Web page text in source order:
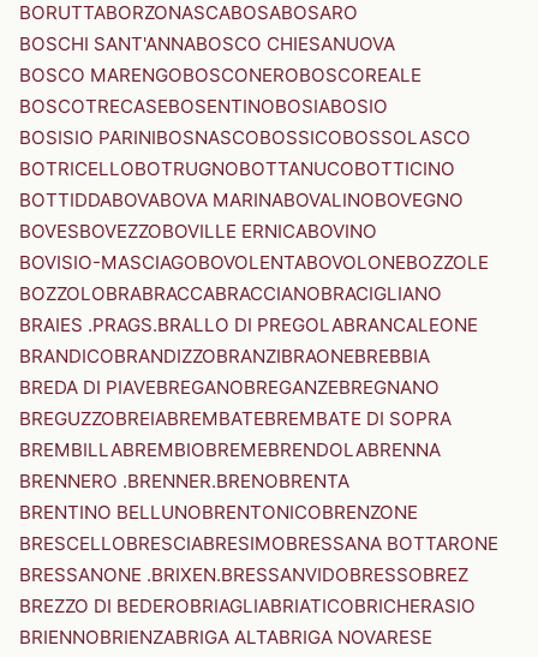
BORUTTABORZONASCABOSABOSARO
BOSCHI SANT'ANNABOSCO CHIESANUOVA
BOSCO MARENGOBOSCONEROBOSCOREALE
BOSCOTRECASEBOSENTINOBOSIABOSIO
BOSISIO PARINIBOSNASCOBOSSICOBOSSOLASCO
BOTRICELLOBOTRUGNOBOTTANUCOBOTTICINO
BOTTIDDABOVABOVA MARINABOVALINOBOVEGNO
BOVESBOVEZZOBOVILLE ERNICABOVINO
BOVISIO-MASCIAGOBOVOLENTABOVOLONEBOZZOLE
BOZZOLOBRABRACCABRACCIANOBRACIGLIANO
BRAIES .PRAGS.BRALLO DI PREGOLABRANCALEONE
BRANDICOBRANDIZZOBRANZIBRAONEBREBBIA
BREDA DI PIAVEBREGANOBREGANZEBREGNANO
BREGUZZOBREIABREMBATEBREMBATE DI SOPRA
BREMBILLABREMBIOBREMEBRENDOLABRENNA
BRENNERO .BRENNER.BRENOBRENTA
BRENTINO BELLUNOBRENTONICOBRENZONE
BRESCELLOBRESCIABRESIMOBRESSANA BOTTARONE
BRESSANONE .BRIXEN.BRESSANVIDOBRESSOBREZ
BREZZO DI BEDEROBRIAGLIABRIATICOBRICHERASIO
BRIENNOBRIENZABRIGA ALTABRIGA NOVARESE